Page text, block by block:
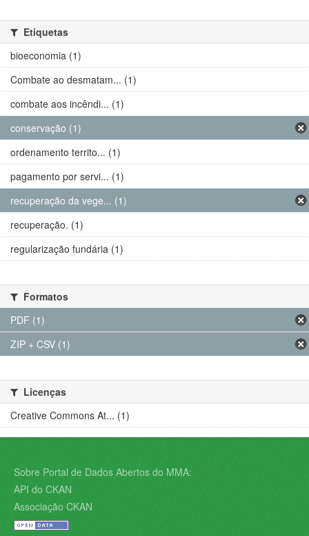
Etiquetas
bioeconomia (1)
Combate ao desmatam... (1)
combate aos incêndi... (1)
conservação (1)
ordenamento territo... (1)
pagamento por servi... (1)
recuperação da vege... (1)
recuperação. (1)
regularização fundária (1)
Formatos
PDF (1)
ZIP + CSV (1)
Licenças
Creative Commons At... (1)
Sobre Portal de Dados Abertos do MMA:
API do CKAN
Associação CKAN